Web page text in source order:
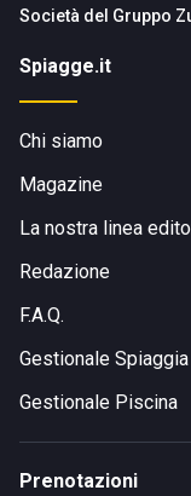
città di Napoli o
destinazione con
Società del Gruppo
Spiagge.it
Chi siamo
Magazine
La nostra linea
Redazione
F.A.Q.
Gestionale Spiaggia
Gestionale Piscina
Prenotazioni